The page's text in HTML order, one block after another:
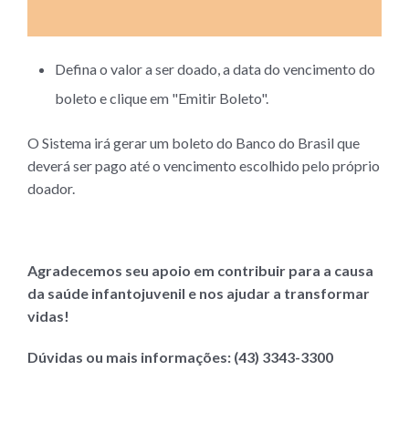
Defina o valor a ser doado, a data do vencimento do
boleto e clique em "Emitir Boleto".
O Sistema irá gerar um boleto do Banco do Brasil que
deverá ser pago até o vencimento escolhido pelo próprio
doador.
Agradecemos seu apoio em contribuir para a causa
da saúde infantojuvenil e nos ajudar a transformar
vidas!
Dúvidas ou mais informações: (43) 3343-3300